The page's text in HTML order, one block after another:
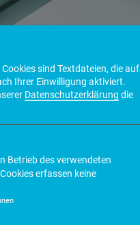
sind Textdateien, die auf
Ihrer Einwilligung aktiviert.
Datenschutzerklärung die
Betrieb des verwendeten
erfassen keine